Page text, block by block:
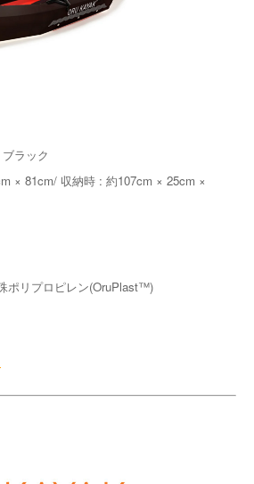
ラック
× 81cm/ 収納時 : 約107cm × 25cm ×
ポリプロピレン(OruPlast™️)